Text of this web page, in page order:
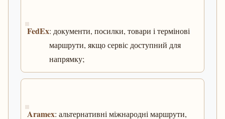
FedEx: документи, посилки, товари і термінові
маршрути, якщо сервіс доступний для
напрямку;
Aramex: альтернативні міжнародні маршрути,